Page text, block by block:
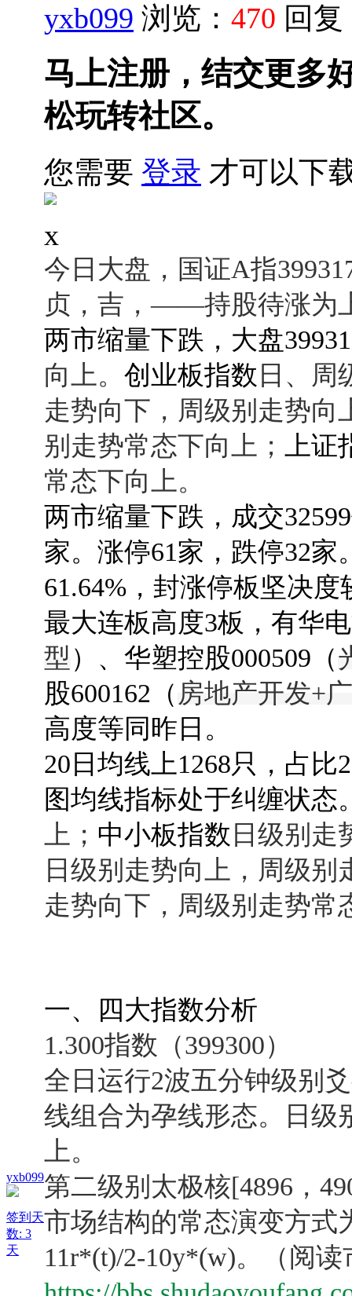
yxb099
签到天
数: 3
天
yxb099 浏览： 470 回复
马上注册，结交更多
松玩转社区。
您需要 登录 才可以下
x
今日大盘，国证A指
贞，吉，——持股待涨为
两市缩量下跌，大盘
向上。 创业板指数 日、周
走势向下，周级别走势向
别走势常态下向上；
上证
常态下向上。
两市缩量下跌，成交
家。涨停61家，跌停32
61.64%，封涨停板坚决
最大连板高度3板，有华
型 ）、华塑控股000509（
股600162（ 房地产开发+
高度等同昨日。
20日均线上1268只，占比
图均线指标处于纠缠状态
上； 中小板指数 日级别走
日级别走势向上，周级别
走势向下，周级别走势常
一、四大指数分析
1.300指数（399300）
全日运行2波五分钟级别
线组合为孕线形态。日级
上。
第二级别太极核[4896，
市场结构的常态演变方式
11r*(t)/2-10y*(w)。
（阅